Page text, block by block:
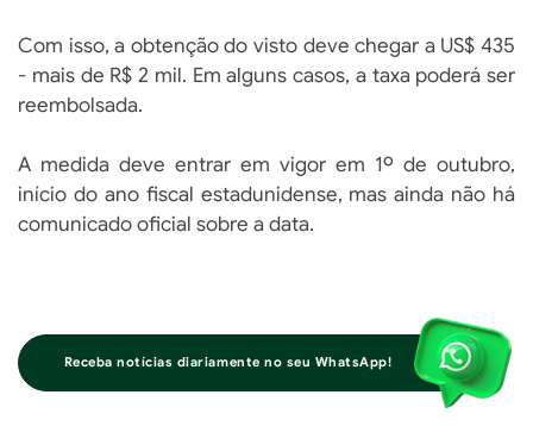
Com isso, a obtenção do visto deve chegar a US$ 435
- mais de R$ 2 mil. Em alguns casos, a taxa poderá ser
reembolsada.
A medida deve entrar em vigor em 1º de outubro,
início do ano fiscal estadunidense, mas ainda não há
comunicado oficial sobre a data.
Receba notícias diariamente no seu WhatsApp!